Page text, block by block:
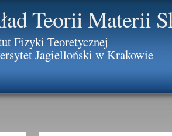
Teorii Materii
Fizyki Teoretycznej
Jagielloński w Krakowie